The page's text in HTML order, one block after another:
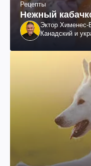
Рецепты
Нежный
Эктор Хименес-
Канадский и